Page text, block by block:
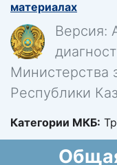
материалах
Версия:
Министерства
Республики
Категории МКБ: